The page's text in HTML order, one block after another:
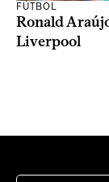
FÚTBOL
Ronald
Liverpool